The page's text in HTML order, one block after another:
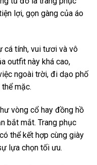
lợi, gọn gàng của áo
cá tính, vui tươi và vô
outfit này khá cao,
ngoài trời, đi dạo phố
mặc.
vòng cổ hay đồng hồ
bắt mắt. Trang phục
thể kết hợp cùng giày
lựa chọn tối ưu.